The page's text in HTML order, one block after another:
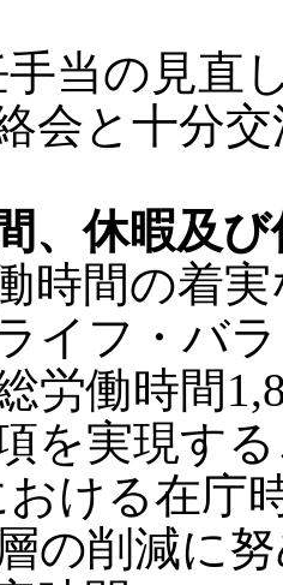
手当の見直
会と十分
、休暇及
時間の着
イフ・バ
労働時間
を実現す
ける在庁
の削減に